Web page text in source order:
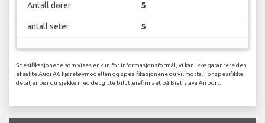
Antall dører 5
antall seter 5
Spesifikasjonene som vises er kun for informasjonsformål, vi kan ikke garantere den
eksakte Audi A6 kjøretøymodellen og spesifikasjonene du vil motta. For spesifikke
detaljer bør du sjekke med det gitte bilutleiefirmaet på Bratislava Airport.